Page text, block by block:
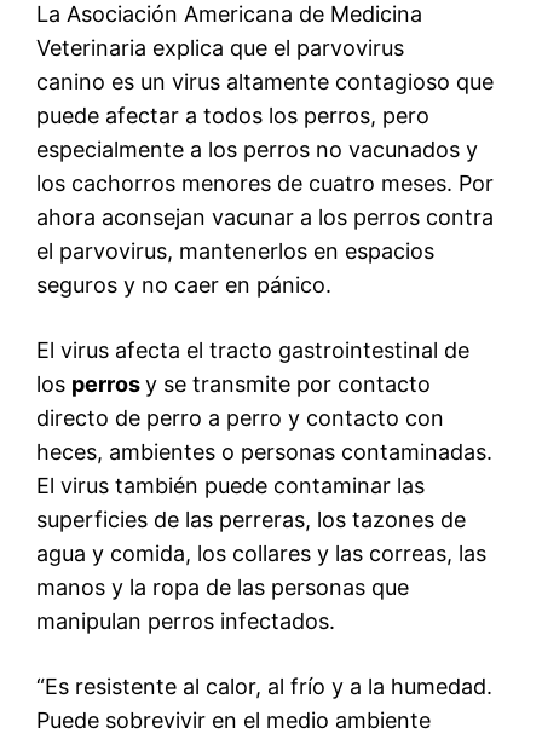
La Asociación Americana de Medicina
Veterinaria explica que el parvovirus
canino es un virus altamente contagioso que
puede afectar a todos los perros, pero
especialmente a los perros no vacunados y
los cachorros menores de cuatro meses. Por
ahora aconsejan vacunar a los perros contra
el parvovirus, mantenerlos en espacios
seguros y no caer en pánico.
El virus afecta el tracto gastrointestinal de
los perrosy se transmite por contacto
directo de perro a perro y contacto con
heces, ambientes o personas contaminadas.
El virus también puede contaminar las
superficies de las perreras, los tazones de
agua y comida, los collares y las correas, las
manos y la ropa de las personas que
manipulan perros infectados.
“Es resistente al calor, al frío y a la humedad.
Puede sobrevivir en el medio ambiente